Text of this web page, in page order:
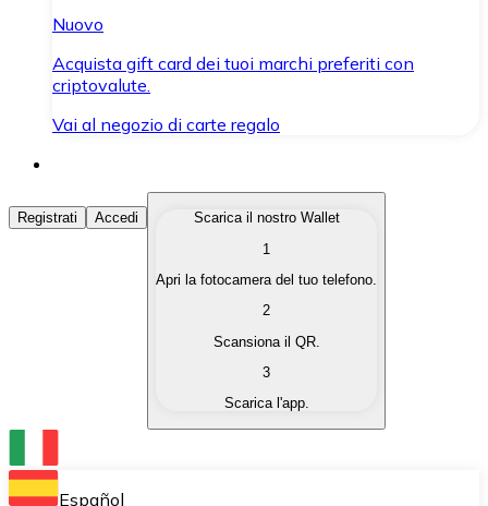
Nuovo
Acquista gift card dei tuoi marchi preferiti con
criptovalute.
Vai al negozio di carte regalo
Acquista Criptovalute
Acquista le criptovalute che ti interessano in modo
Converti le tue criptovalute in valuta fiat quando ne
Scambia una criptovaluta con un'altra
Conserva le tue cripto in un Wallet self-custodial.
Registrati Accedi
Scarica il nostro Wallet
1
Apri la fotocamera del tuo telefono.
2
Scansiona il QR.
3
Scarica l'app.
Español